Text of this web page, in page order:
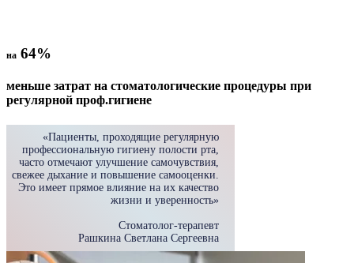
на 64%
меньше затрат на стоматологические процедуры при
регулярной проф.гигиене
«Пациенты, проходящие регулярную
профессиональную гигиену полости рта,
часто отмечают улучшение самочувствия,
свежее дыхание и повышение самооценки.
Это имеет прямое влияние на их качество
жизни и уверенность»
Стоматолог-терапевт
Рашкина Светлана Сергеевна